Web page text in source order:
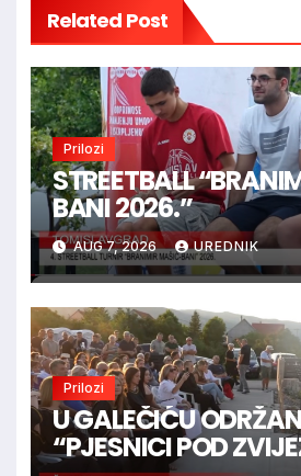
Related Post
Prilozi
STREETBALL
BANI 2026.”
AUG 7, 2026 UREDNIK
Prilozi
U GALEČIĆU
“PJESNICI POD